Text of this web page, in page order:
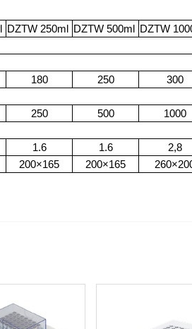
DZTW 250ml DZTW 500ml DZTW
180 250 300
250 500 1000
1.6 1.6 2,8
200×165 200×165